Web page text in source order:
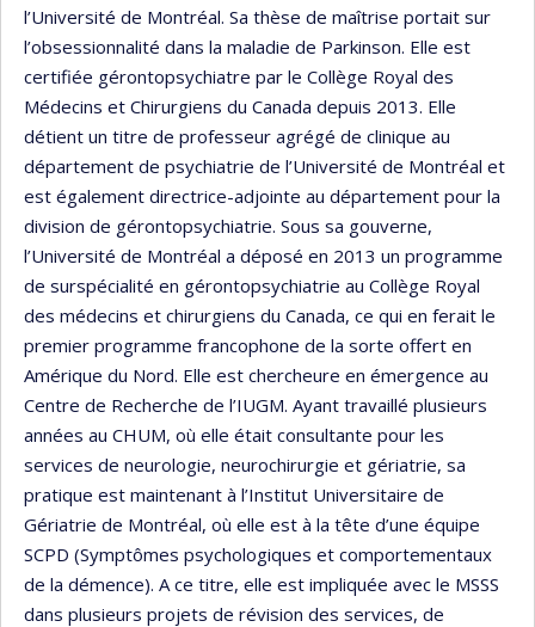
l’Université de Montréal. Sa thèse de maîtrise portait sur
l’obsessionnalité dans la maladie de Parkinson. Elle est
certifiée gérontopsychiatre par le Collège Royal des
Médecins et Chirurgiens du Canada depuis 2013. Elle
détient un titre de professeur agrégé de clinique au
département de psychiatrie de l’Université de Montréal et
est également directrice-adjointe au département pour la
division de gérontopsychiatrie. Sous sa gouverne,
l’Université de Montréal a déposé en 2013 un programme
de surspécialité en gérontopsychiatrie au Collège Royal
des médecins et chirurgiens du Canada, ce qui en ferait le
premier programme francophone de la sorte offert en
Amérique du Nord. Elle est chercheure en émergence au
Centre de Recherche de l’IUGM. Ayant travaillé plusieurs
années au CHUM, où elle était consultante pour les
services de neurologie, neurochirurgie et gériatrie, sa
pratique est maintenant à l’Institut Universitaire de
Gériatrie de Montréal, où elle est à la tête d’une équipe
SCPD (Symptômes psychologiques et comportementaux
de la démence). A ce titre, elle est impliquée avec le MSSS
dans plusieurs projets de révision des services, de